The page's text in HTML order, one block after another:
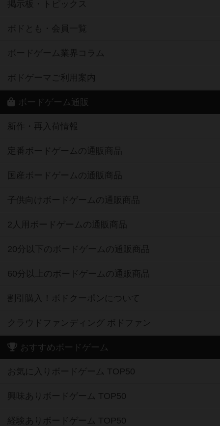
掲示板・トピックス
ボドとも・会員一覧
ボードゲーム業界コラム
ボドゲーマご利用案内
ボードゲーム通販
新作・再入荷情報
定番ボードゲームの通販商品
国産ボードゲームの通販商品
子供向けボードゲームの通販商品
2人用ボードゲームの通販商品
20分以下のボードゲームの通販商品
60分以上のボードゲームの通販商品
割引購入！ボドクーポンについて
クラウドファンディング ボドファン
おすすめボードゲーム
お気に入りボードゲーム TOP50
興味ありボードゲーム TOP50
経験ありボードゲーム TOP50